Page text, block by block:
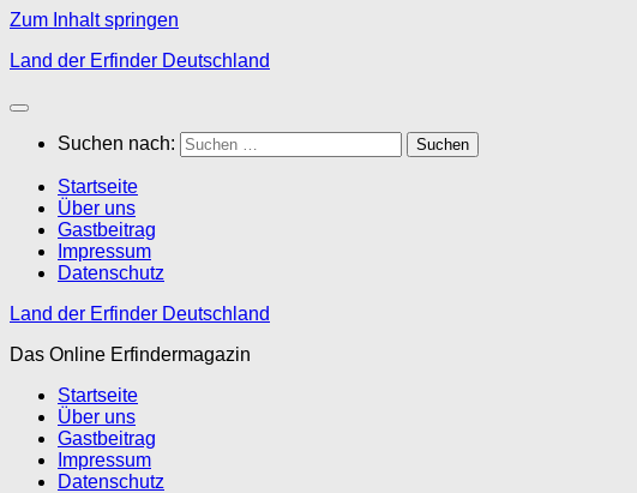
Zum Inhalt springen
Land der Erfinder Deutschland
Suchen nach:
Startseite
Über uns
Gastbeitrag
Impressum
Datenschutz
Land der Erfinder Deutschland
Das Online Erfindermagazin
Startseite
Über uns
Gastbeitrag
Impressum
Datenschutz